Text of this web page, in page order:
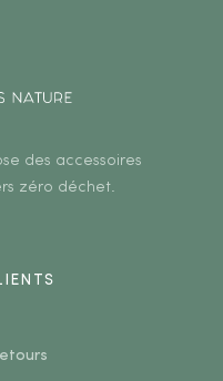
des accessoires
zéro déchet.